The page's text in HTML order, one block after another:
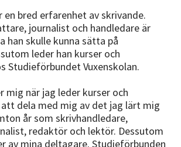
en bred erfarenhet av skrivande.
journalist och handledare är
han skulle kunna sätta på
leder han kurser och
Studieförbundet Vuxenskolan.
mig när jag leder kurser och
dela med mig av det jag lärt mig
år som skrivhandledare,
redaktör och lektör. Dessutom
av mina deltagare. Studieförbunden